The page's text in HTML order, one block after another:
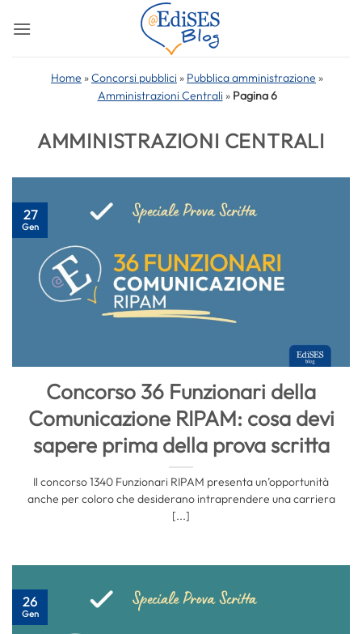
Home »Concorsi pubblici » Pubblica amministrazione »
Amministrazioni Centrali » Pagina 6
AMMINISTRAZIONI CENTRALI
Concorso 36 Funzionari della
Comunicazione RIPAM: cosa devi
sapere prima della prova scritta
Il concorso 1340 Funzionari RIPAM presenta un’opportunità
anche per coloro che desiderano intraprendere una carriera
[...]
27
Gen
26
Gen